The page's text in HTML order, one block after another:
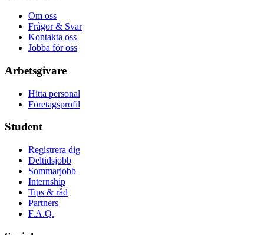
Om oss
Frågor & Svar
Kontakta oss
Jobba för oss
Arbetsgivare
Hitta personal
Företagsprofil
Student
Registrera dig
Deltidsjobb
Sommarjobb
Internship
Tips & råd
Partners
F.A.Q.